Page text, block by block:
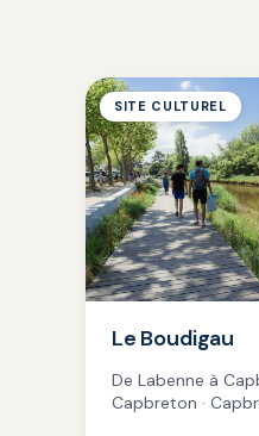
SITE CULTUREL
Le Boudigau
De Labenne à
Capbreton ·